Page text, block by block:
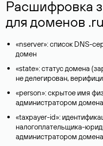
Расшифровка
для доменов
«nserver»: список DNS-
домен
«state»: статус домена
не делегирован,
«person»: скрытое имя
администратором
«taxpayer-id»:
налогоплательщика-
администратором домена